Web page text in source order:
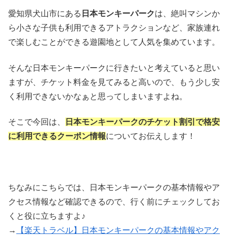
愛知県犬山市にある 日本モンキーパークは、絶叫マシンか
ら小さな子供も利用できるアトラクションなど、家族連れ
で楽しむことができる遊園地として人気を集めています。
そんな日本モンキーパークに行きたいと考えていると思い
ますが、チケット料金を見てみると高いので、もう少し安
く利用できないかなぁと思ってしまいますよね。
そこで今回は、
日本モンキーパークのチケット割引で格安
に利用できるクーポン情報についてお伝えします！
ちなみにこちらでは、日本モンキーパークの基本情報やア
クセス情報など確認できるので、行く前にチェックしてお
くと役に立ちますよ♪
→
【楽天トラベル】日本モンキーパークの基本情報やアク